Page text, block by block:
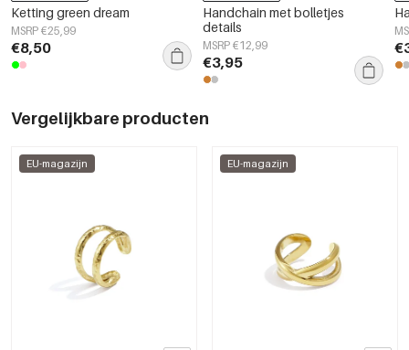
Ketting green dream
MSRP €25,99
€8,50
Handchain met bolletjes
details
MSRP €12,99
€3,95
Vergelijkbare producten
EU-magazijn EU-magazijn